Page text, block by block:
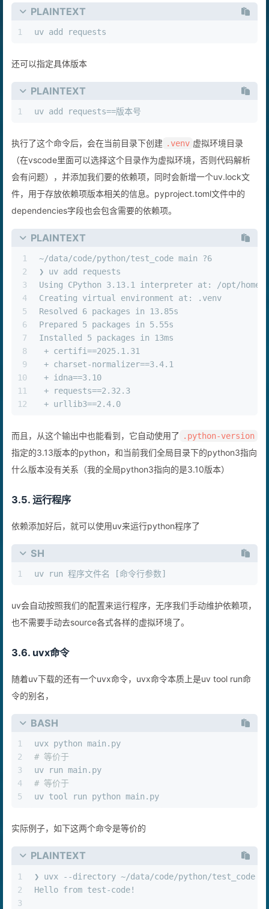
PLAINTEXT
1 uv add requests
还可以指定具体版本
PLAINTEXT
1 uv add requests==版本号
执行了这个命令后，会在当前目录下创建 .venv 虚拟环境目录
（在vscode里面可以选择这个目录作为虚拟环境，否则代码解析
会有问题），并添加我们要的依赖项，同时会新增一个uv.lock文
件，用于存放依赖项版本相关的信息。pyproject.toml文件中的
dependencies字段也会包含需要的依赖项。
PLAINTEXT
1
2
3
4
5
6
7
8
9
10
11
12
~/data/code/
❯ uv add requests
Using CPython 3.13.1 interpreter at: /opt/
Creating virtual environment at: .venv
Resolved 6 packages in 13.85s
Prepared 5 packages in 5.55s
Installed 5 packages in 13ms
+ certifi==2025.1.31
+ charset-normalizer==3.4.1
+ idna==3.10
+ requests==2.32.3
+ urllib3==2.4.0
而且，从这个输出中也能看到，它自动使用了 .python-version
指定的3.13版本的python，和当前我们全局目录下的python3指向
什么版本没有关系（我的全局python3指向的是3.10版本）
3.5. 运行程序
依赖添加好后，就可以使用uv来运行python程序了
SH
1 uv run 程序文件名 [命令行参数]
uv会自动按照我们的配置来运行程序，无序我们手动维护依赖项，
也不需要手动去source各式各样的虚拟环境了。
3.6. uvx命令
随着uv下载的还有一个uvx命令，uvx命令本质上是uv tool run命
令的别名，
BASH
1
2
3
4
5
uvx python main.py
# 等价于
uv run main.py
# 等价于
uv tool run python main.py
实际例子，如下这两个命令是等价的
PLAINTEXT
1
2
3
❯ uvx --directory ~/data/code/python/test_code
Hello from test-code!